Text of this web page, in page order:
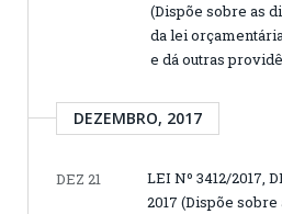
(Dispõe sobre as
da lei
e dá outras
DEZEMBRO, 2017
DEZ 21
LEI Nº 3412/2017,
2017 (Dispõe